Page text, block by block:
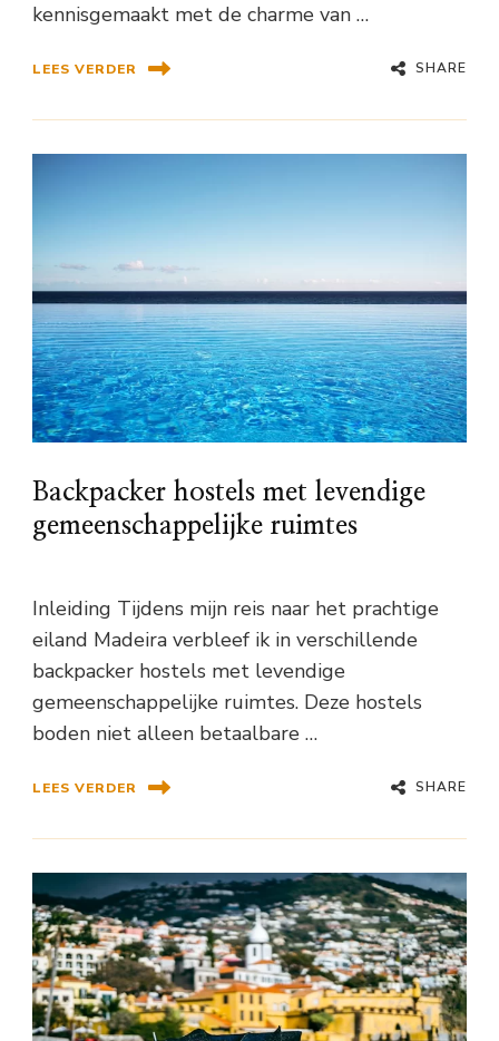
kennisgemaakt met de charme van …
LEES VERDER SHARE
Backpacker hostels met levendige
gemeenschappelijke ruimtes
Inleiding Tijdens mijn reis naar het prachtige
eiland Madeira verbleef ik in verschillende
backpacker hostels met levendige
gemeenschappelijke ruimtes. Deze hostels
boden niet alleen betaalbare …
LEES VERDER SHARE